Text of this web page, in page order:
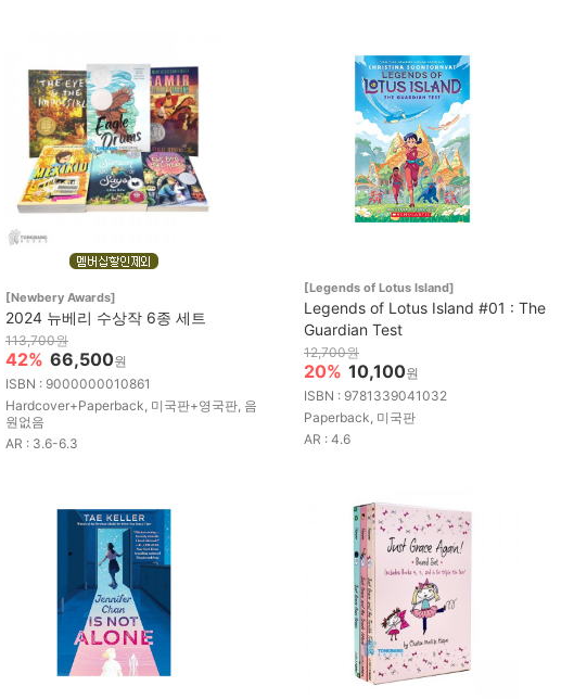
[Newbery Awards]
2024 뉴베리 수상작 6종 세트
113,700원
42% 66,500원
ISBN : 9000000010861
Hardcover+Paperback, 미국판+영국판, 음
원없음
AR : 3.6-6.3
[Legends of Lotus Island]
Legends of Lotus Island #01 : The
Guardian Test
12,700원
20% 10,100원
ISBN : 9781339041032
Paperback, 미국판
AR : 4.6